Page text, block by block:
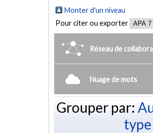
Monter d'un niveau
Pour citer ou exporter
Réseau de
Nuage de mots
Grouper par: